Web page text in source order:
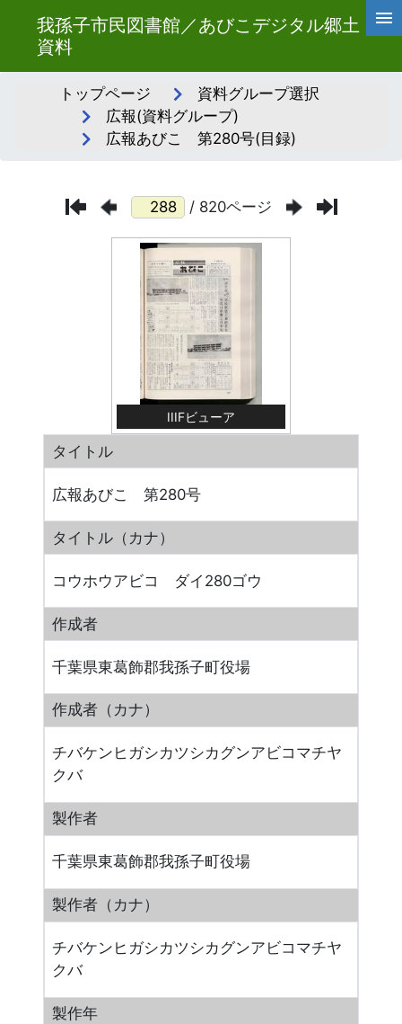
我孫子市民図書館／あびこデジタル郷土
資料
トップページ
資料グループ選択
広報(資料グループ)
広報あびこ 第280号(目録)
/ 820ページ
IIIFビューア
タイトル
広報あびこ 第280号
タイトル（カナ）
コウホウアビコ ダイ280ゴウ
作成者
千葉県東葛飾郡我孫子町役場
作成者（カナ）
チバケンヒガシカツシカグンアビコマチヤ
クバ
製作者
千葉県東葛飾郡我孫子町役場
製作者（カナ）
チバケンヒガシカツシカグンアビコマチヤ
クバ
製作年